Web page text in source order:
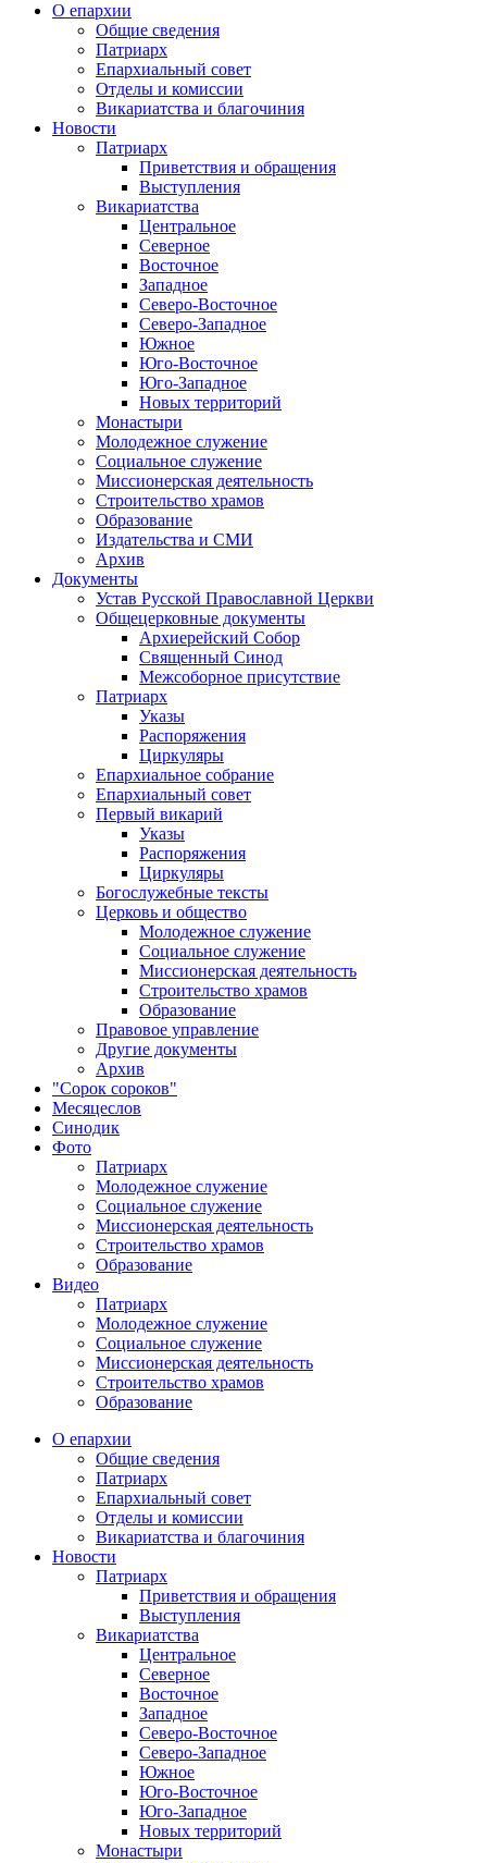
О епархии
Общие сведения
Патриарх
Епархиальный совет
Отделы и комиссии
Викариатства и благочиния
Новости
Патриарх
Приветствия и обращения
Выступления
Викариатства
Центральное
Северное
Восточное
Западное
Северо-Восточное
Северо-Западное
Южное
Юго-Восточное
Юго-Западное
Новых территорий
Монастыри
Молодежное служение
Социальное служение
Миссионерская деятельность
Строительство храмов
Образование
Издательства и СМИ
Архив
Документы
Устав Русской Православной Церкви
Общецерковные документы
Архиерейский Собор
Священный Синод
Межсоборное присутствие
Патриарх
Указы
Распоряжения
Циркуляры
Епархиальное собрание
Епархиальный совет
Первый викарий
Указы
Распоряжения
Циркуляры
Богослужебные тексты
Церковь и общество
Молодежное служение
Социальное служение
Миссионерская деятельность
Строительство храмов
Образование
Правовое управление
Другие документы
Архив
"Сорок сороков"
Месяцеслов
Синодик
Фото
Патриарх
Молодежное служение
Социальное служение
Миссионерская деятельность
Строительство храмов
Образование
Видео
Патриарх
Молодежное служение
Социальное служение
Миссионерская деятельность
Строительство храмов
Образование
О епархии
Общие сведения
Патриарх
Епархиальный совет
Отделы и комиссии
Викариатства и благочиния
Новости
Патриарх
Приветствия и обращения
Выступления
Викариатства
Центральное
Северное
Восточное
Западное
Северо-Восточное
Северо-Западное
Южное
Юго-Восточное
Юго-Западное
Новых территорий
Монастыри